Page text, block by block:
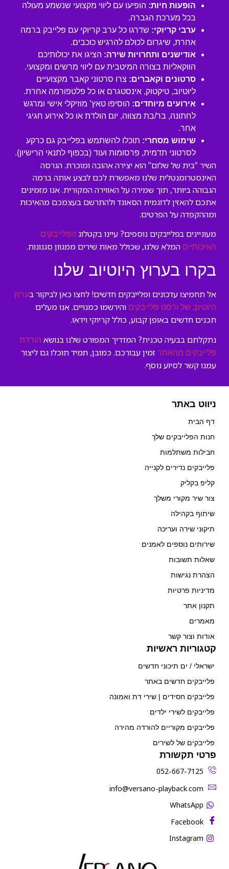
הופעות חיות: הופיעו עם ליווי מקצועי שנשמע מעולה
בכל מערכת הגברה.
ערבי קריוקי: שדרגו כל ערב קריוקי עם פלייבק ברמה
אחרת, שיגרום לכולם להרגיש כוכבים.
אודישנים ותחרויות שירה: הציגו את יכולותיכם
הווקאליות בצורה המיטבית עם ליווי מרשים ומקצועי.
סרטונים וקאברים: צרו סרטוני קאבר מקצועיים
ליוטיוב, טיקטוק, אינסטגרם או כל פלטפורמה אחרת.
אירועים מיוחדים: הוסיפו טאץ’ מוזיקלי אישי ומרגש
לחתונה, בר/בת מצווה, יום הולדת או כל אירוע חגיגי
אחר.
שימוש מסחרי: תוכלו להשתמש בפלייבק גם כרקע
לסרטוני תדמית, פרסומות ועוד (בכפוף לתנאי הרישיון).
השיר “בית של שלום” הוא יצירה אהובה ומוכרת. הגרסה
האינסטרומנטלית שלנו מאפשרת לכם לבצע אותה ברמה
הגבוהה ביותר, תוך שמירה על האווירה המקורית. אנו מזמינים
אתכם להאזין לדוגמית הסאונד ולהתרשם בעצמכם מהאיכות
ומההקפדה על הפרטים.
מעוניינים בפלייבקים נוספים? עיינו בקטלוג הפלייבקים
האיכותיים המלא שלנו, שכולל מאות שירים ממגוון סגנונות.
בקרו בערוץ היוטיוב שלנו
אל תחמיצו עדכונים ופלייבקים חדשים! לחצו כאן לביקור בערוץ
היוטיוב של ורסנו פלייבקים והירשמו כמנויים. אנו מעלים
תכנים חדשים באופן קבוע, כולל קריוקי וידאו.
נתקלתם בבעיה טכנית? המדריך המפורט שלנו בנושא הורדת
פלייבקים מהאתר זמין עבורכם. כמובן, תמיד תוכלו גם ליצור
עמנו קשר לסיוע נוסף.
ניווט באתר
דף הבית
חנות הפלייבקים שלך
חבילות משתלמות
פלייבקים נדירים לקנייה
קליפ בקליק
צור שיר מקורי משלך
שיתוף בקהילה
תיקוני שירה ועריכה
שירותים נוספים לאמנים
שאלות תשובות
הצהרת נגישות
מדיניות פרטיות
תקנון אתר
מאמרים
אודות וצור קשר
קטגוריות ראשיות
ישראלי / ים תיכוני חדשים
פלייבקים חדשים באתר
פלייבקים חסידים | שירי דת ואמונה
פלייבקים לשירי ילדים
פלייבקים מקוריים להורדה מהירה
פלייבקים של לשירים
פרטי תקשורת
052-667-7125
‫info@versano-playback.com‬
WhatsApp
Facebook
Instagram